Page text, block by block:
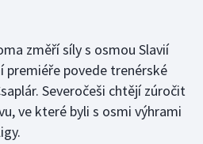
změří síly s osmou Slavií
premiéře povede trenérské
Severočeši chtějí zúročit
ve které byli s osmi výhrami